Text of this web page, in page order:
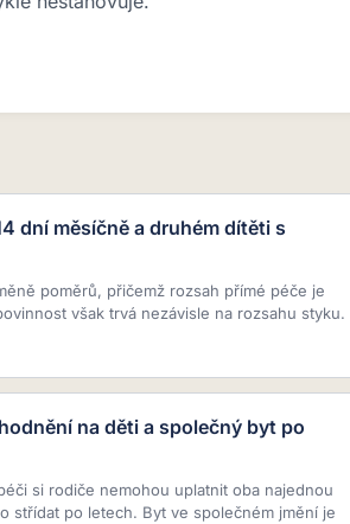
dní měsíčně a druhém dítěti s
poměrů, přičemž rozsah přímé péče je
však trvá nezávisle na rozsahu styku.
na děti a společný byt po
si rodiče nemohou uplatnit oba najednou
po letech. Byt ve společném jmění je